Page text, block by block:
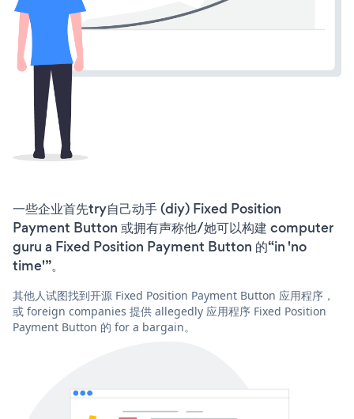
一些企业首先try自己动手 (diy) Fixed Position
Payment Button 或拥有声称他/她可以构建 computer
guru a Fixed Position Payment Button 的“in 'no
time'”。
其他人试图找到开源 Fixed Position Payment Button 应用程序，
或 foreign companies 提供 allegedly 应用程序 Fixed Position
Payment Button 的 for a bargain。